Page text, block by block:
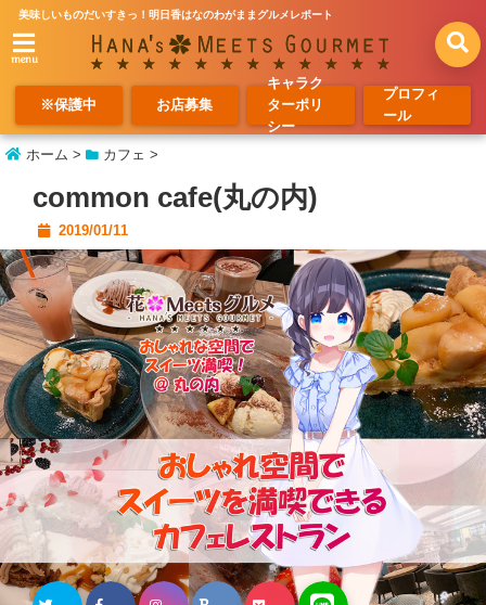
美味しいものだいすきっ！明日香はなのわがままグルメレポート
menu
※保護中 お店募集
キャラク
ターポリ
シー
プロフィ
ール
ホーム > カフェ >
common cafe(丸の内)
2019/01/11